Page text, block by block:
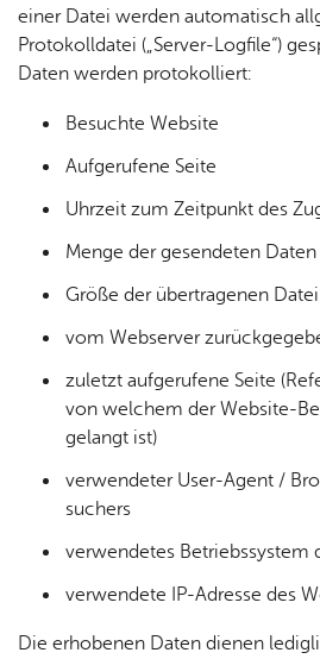
einer Datei werden automatisch
Protokolldatei („Server-Logfile“)
Daten werden protokolliert:
Be­such­te Web­site
Auf­ge­ru­fe­ne Seite
Uhr­zeit zum Zeit­punkt des
Menge der ge­sen­de­ten
Größe der über­tra­ge­nen Datei
vom Web­ser­ver
zu­letzt auf­ge­ru­fe­ne Seite
von wel­chem der Web­site-
ge­langt ist)
ver­wen­de­ter User-Agent /
su­chers
ver­wen­de­tes Be­triebs­sys­tem
ver­wen­de­te IP-Adres­se des
Die erhobenen Daten dienen